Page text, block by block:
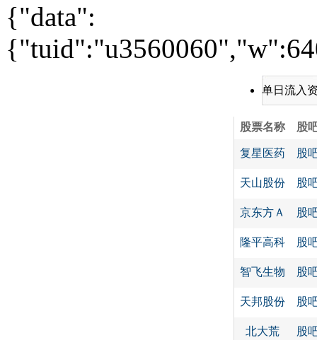
{"data":
单日流入
股票名称 股
复星医药 股
天山股份 股
京东方Ａ 股
隆平高科 股
智飞生物 股
天邦股份 股
北大荒 股